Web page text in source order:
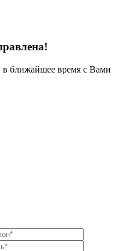
ближайшее время с Вами